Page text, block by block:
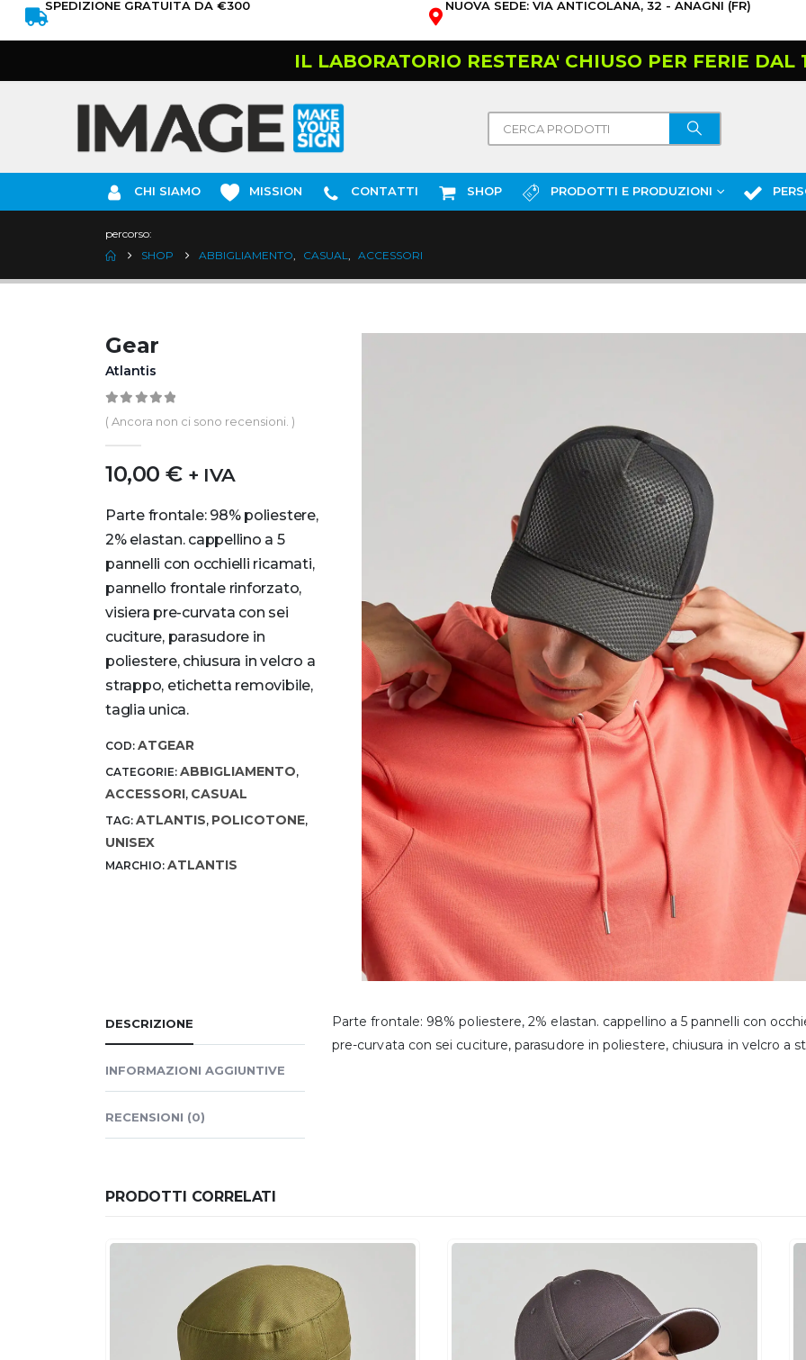
SPEDIZIONE GRATUITA DA €300 NUOVA SEDE: VIA ANTICOLANA, 32 - ANAGNI (FR)
IL LABORATORIO RESTERA' CHIUSO PER FERIE DAL
CHI SIAMO MISSION CONTATTI SHOP PRODOTTI E PRODUZIONI
percorso:
SHOP
ABBIGLIAMENTO, CASUAL, ACCESSORI
Gear
Atlantis
0out of 5
( Ancora non ci sono recensioni. )
10,00€ + IVA
Parte frontale: 98% poliestere,
2% elastan. cappellino a 5
pannelli con occhielli ricamati,
pannello frontale rinforzato,
visiera pre-curvata con sei
cuciture, parasudore in
poliestere, chiusura in velcro a
strappo, etichetta removibile,
taglia unica.
COD: ATGEAR
CATEGORIE: ABBIGLIAMENTO,
ACCESSORI, CASUAL
TAG: ATLANTIS, POLICOTONE,
UNISEX
MARCHIO: ATLANTIS
DESCRIZIONE
INFORMAZIONI AGGIUNTIVE
RECENSIONI (0)
Parte frontale: 98% poliestere, 2% elastan. cappellino a 5 pannelli con
pre-curvata con sei cuciture, parasudore in poliestere, chiusura in velcro a
PRODOTTI CORRELATI